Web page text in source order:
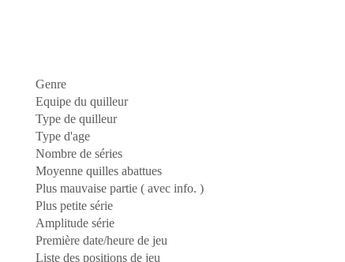
Genre
Equipe du quilleur
Type de quilleur
Type d'age
Nombre de séries
Moyenne quilles abattues
Plus mauvaise partie ( avec info. )
Plus petite série
Amplitude série
Première date/heure de jeu
Liste des positions de jeu